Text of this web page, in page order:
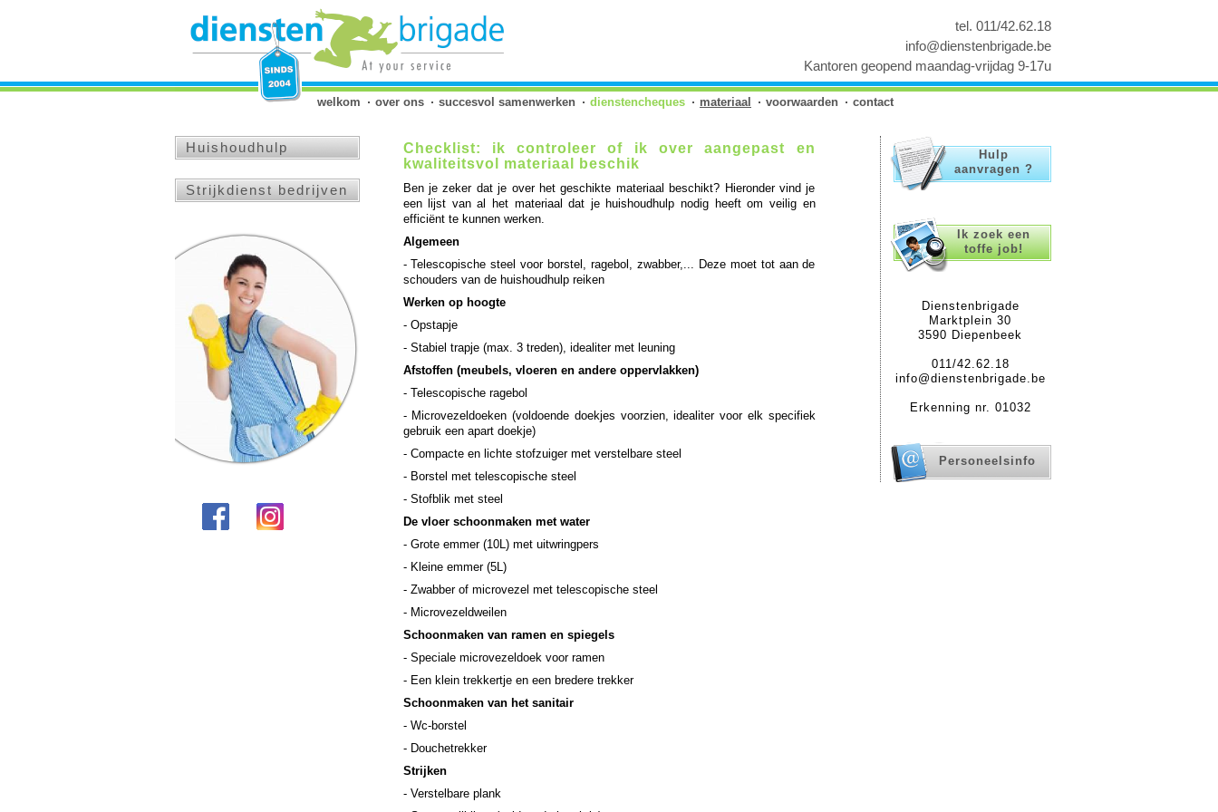
tel. 011/42.62.18
info@dienstenbrigade.be
Kantoren geopend maandag-vrijdag 9-17u
welkom over ons succesvol samenwerken dienstencheques materiaal voorwaarden contact
Huishoudhulp
Strijkdienst bedrijven
Hulp
aanvragen ?
Ik zoek een
toffe job!
Dienstenbrigade
Marktplein 30
3590 Diepenbeek
011/42.62.18
info@dienstenbrigade.be
Erkenning nr. 01032
Personeelsinfo
Checklist: ik controleer of ik over aangepast en
kwaliteitsvol materiaal beschik
Ben je zeker dat je over het geschikte materiaal beschikt? Hieronder vind je
een lijst van al het materiaal dat je huishoudhulp nodig heeft om veilig en
efficiënt te kunnen werken.
Algemeen
- Telescopische steel voor borstel, ragebol, zwabber,... Deze moet tot aan de
schouders van de huishoudhulp reiken
Werken op hoogte
- Opstapje
- Stabiel trapje (max. 3 treden), idealiter met leuning
Afstoffen (meubels, vloeren en andere oppervlakken)
- Telescopische ragebol
- Microvezeldoeken (voldoende doekjes voorzien, idealiter voor elk specifiek
gebruik een apart doekje)
- Compacte en lichte stofzuiger met verstelbare steel
- Borstel met telescopische steel
- Stofblik met steel
De vloer schoonmaken met water
- Grote emmer (10L) met uitwringpers
- Kleine emmer (5L)
- Zwabber of microvezel met telescopische steel
- Microvezeldweilen
Schoonmaken van ramen en spiegels
- Speciale microvezeldoek voor ramen
- Een klein trekkertje en een bredere trekker
Schoonmaken van het sanitair
- Wc-borstel
- Douchetrekker
Strijken
- Verstelbare plank